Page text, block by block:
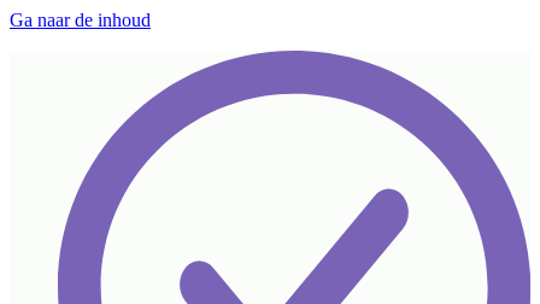
Ga naar de inhoud